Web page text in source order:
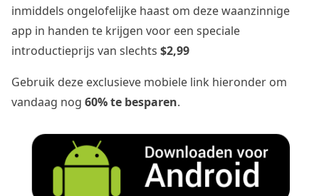
inmiddels ongelofelijke haast om deze waanzinnige
app in handen te krijgen voor een speciale
introductieprijs van slechts $2,99
Gebruik deze exclusieve mobiele link hieronder om
vandaag nog 60% te besparen.